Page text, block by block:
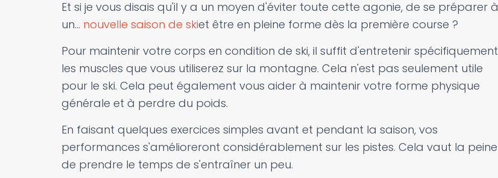
Et si je vous disais qu'il y a un moyen d'éviter toute cette agonie, de se préparer à
un... nouvelle saison de skiet être en pleine forme dès la première course ?
Pour maintenir votre corps en condition de ski, il suffit d'entretenir spécifiquement
les muscles que vous utiliserez sur la montagne. Cela n'est pas seulement utile
pour le ski. Cela peut également vous aider à maintenir votre forme physique
générale et à perdre du poids.
En faisant quelques exercices simples avant et pendant la saison, vos
performances s'amélioreront considérablement sur les pistes. Cela vaut la peine
de prendre le temps de s'entraîner un peu.